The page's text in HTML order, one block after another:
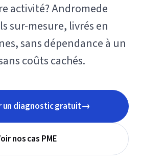
activité? Andromede
sur-mesure, livrés en
sans dépendance à un
coûts cachés.
un diagnostic gratuit→
nos cas PME